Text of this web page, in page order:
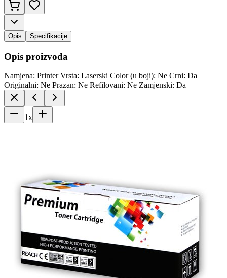
Opis Specifikacije
Opis proizvoda
Namjena: Printer Vrsta: Laserski Color (u boji): Ne Crni: Da
Originalni: Ne Prazan: Ne Refilovani: Ne Zamjenski: Da
1x